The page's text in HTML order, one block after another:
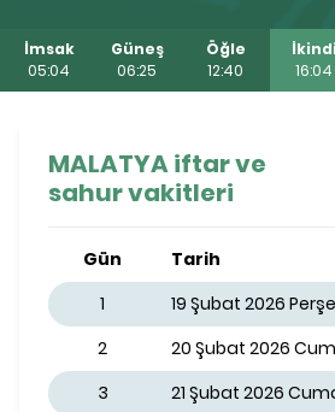
İmsak
05:04
Güneş
06:25
Öğle
12:40
İkindi
16:04
MALATYA iftar ve
sahur vakitleri
Gün Tarih
1
19 Şubat 2026
2
20 Şubat 2026
3
21 Şubat 2026